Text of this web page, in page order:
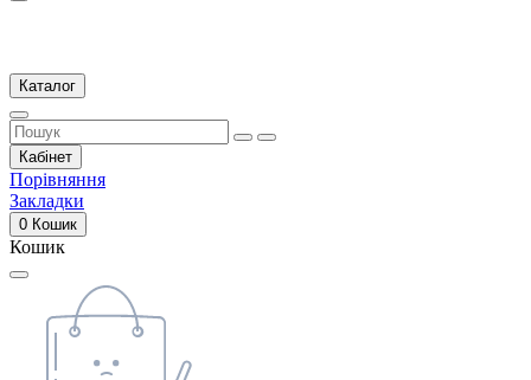
Каталог
Кабінет
Порівняння
Закладки
0 Кошик
Кошик